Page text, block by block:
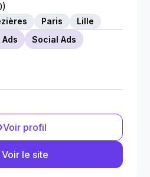
)
Paris
Lille
Social Ads
Voir profil
Voir le site